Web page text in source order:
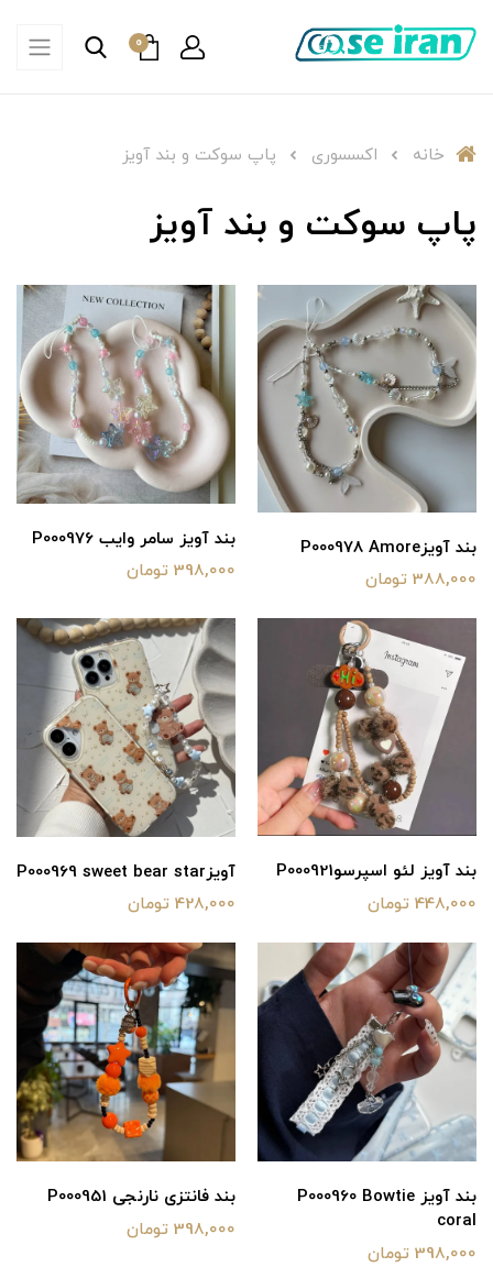
0
خانه اکسسوری پاپ سوکت و بند آویز
پاپ سوکت و بند آویز
بند آویزP000978 Amore
388,000 تومان
بند آویز سامر وایب P000976
398,000 تومان
بند آویز لئو اسپرسوP000921
448,000 تومان
آویزP000969 sweet bear star
428,000 تومان
بند آویز P000960 Bowtie
coral
398,000 تومان
بند فانتزی نارنجی P000951
398,000 تومان